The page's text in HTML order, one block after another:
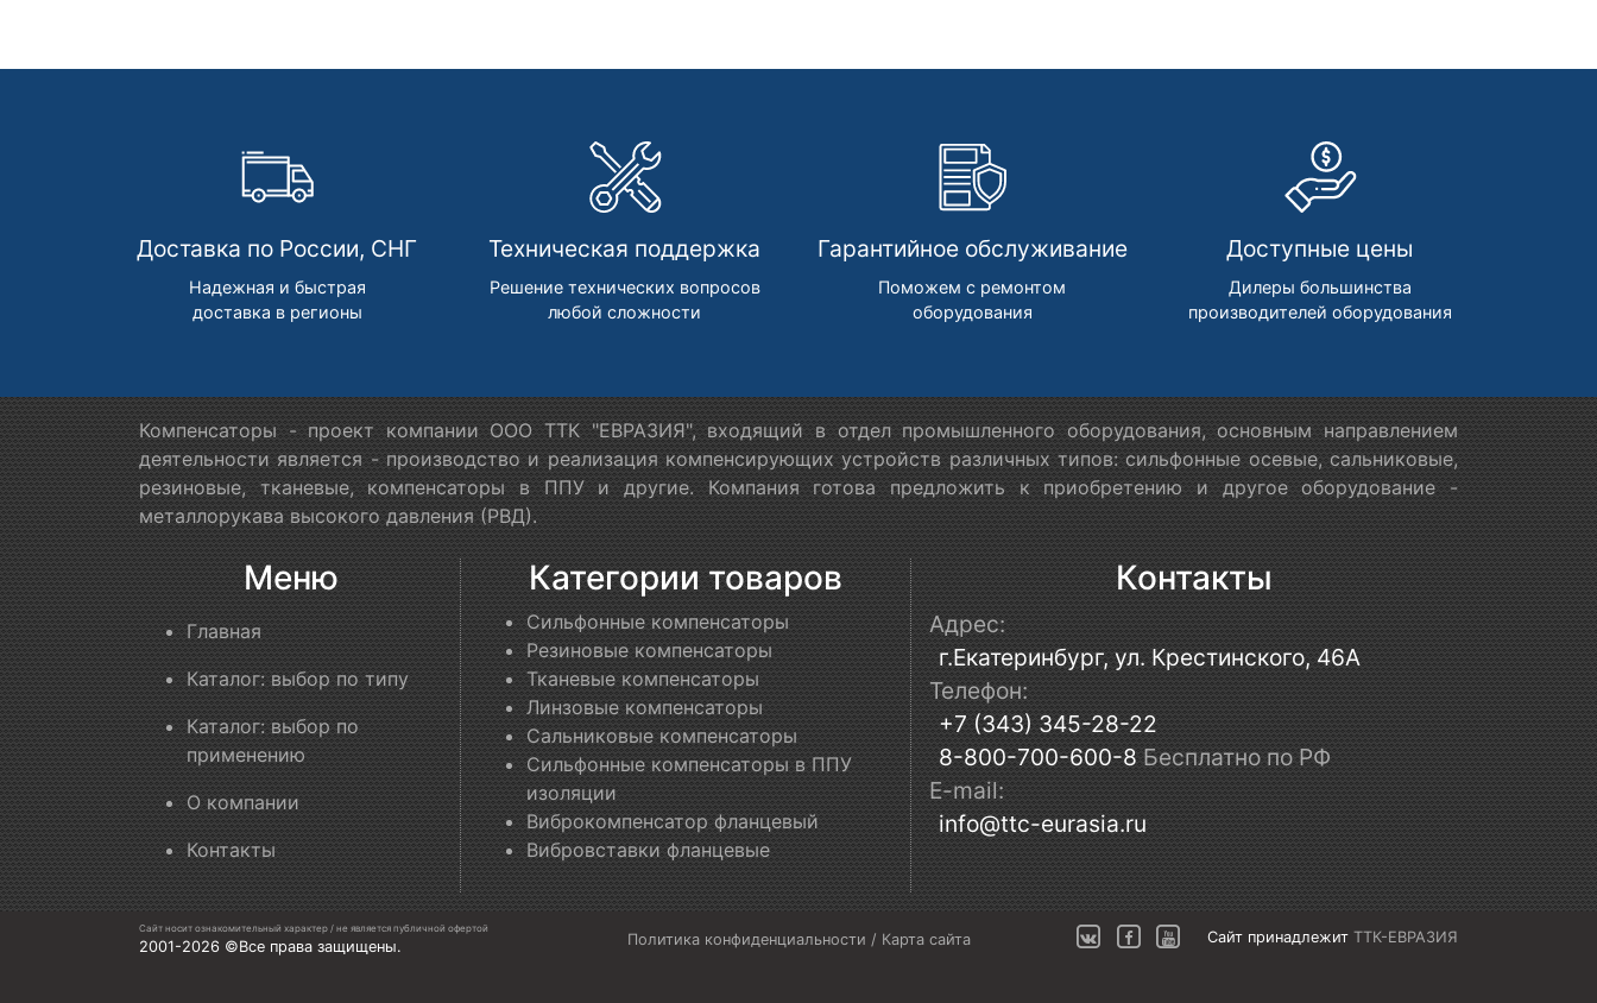
Доставка по России, СНГ
Надежная и быстрая
доставка в регионы
Техническая поддержка
Решение технических вопросов
любой сложности
Гарантийное обслуживание
Поможем с ремонтом
оборудования
Доступные цены
Дилеры большинства
производителей оборудования
Компенсаторы - проект компании ООО ТТК "ЕВРАЗИЯ", входящий в отдел промышленного оборудования, основным направлением
деятельности является - производство и реализация компенсирующих устройств различных типов: сильфонные осевые, сальниковые,
резиновые, тканевые, компенсаторы в ППУ и другие. Компания готова предложить к приобретению и другое оборудование -
металлорукава высокого давления (РВД).
Меню
Главная
Каталог: выбор по типу
Каталог: выбор по
применению
О компании
Контакты
Категории товаров
Сильфонные компенсаторы
Резиновые компенсаторы
Тканевые компенсаторы
Линзовые компенсаторы
Сальниковые компенсаторы
Сильфонные компенсаторы в ППУ
изоляции
Виброкомпенсатор фланцевый
Вибровставки фланцевые
Контакты
Адрес:
г.Екатеринбург, ул. Крестинского, 46А
Телефон:
+7 (343) 345-28-22
8-800-700-600-8 Бесплатно по РФ
E-mail:
info@ttc-eurasia.ru
Сайт носит ознакомительный характер / не является публичной офертой
2001-2026 ©Все права защищены. Политика конфиденциальности / Карта сайта Сайт принадлежит ТТК-ЕВРАЗИЯ